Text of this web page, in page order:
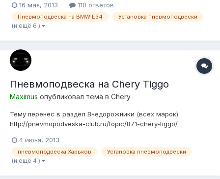
минимальными знаниями и большим желанием постройки
пневмы, собирая информацию в интерене по крупинкам, не
нашел иного выхода как подобрать подушки ТУПО...
16 мая, 2013 110 ответов
Пневмоподвеска на BMW E34 Установка пневмоподвески
(и ещё 6 )
Пневмоподвеска на Chery Tiggo
Maximus опубликовал тема в Chery
Тему перенес в раздел Внедорожники (всех марок)
http://pnevmopodveska-club.ru/topic/871-chery-tiggo/
4 июня, 2013
пневмоподвеска Харьков Установка пневмоподвески
(и ещё 4 )